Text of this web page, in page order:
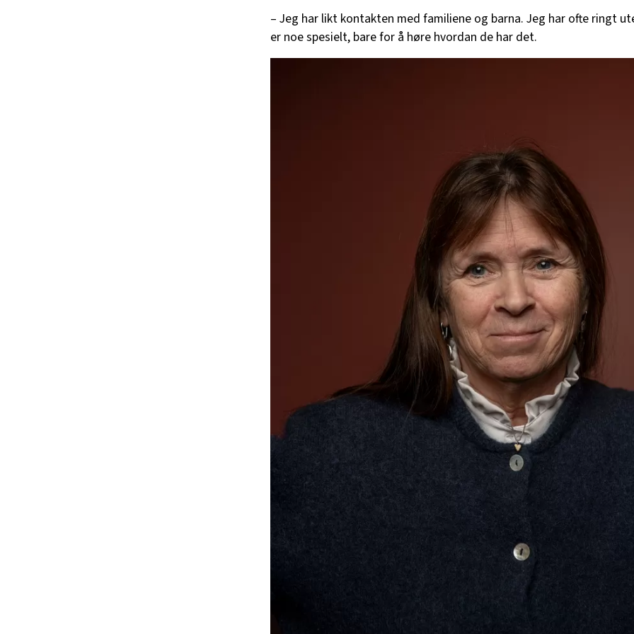
– Jeg har likt kontakten med familiene og barna. Jeg har ofte ringt
er noe spesielt, bare for å høre hvordan de har det.